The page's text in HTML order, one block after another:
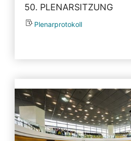
50. PLENARSITZUNG
Plenarprotokoll